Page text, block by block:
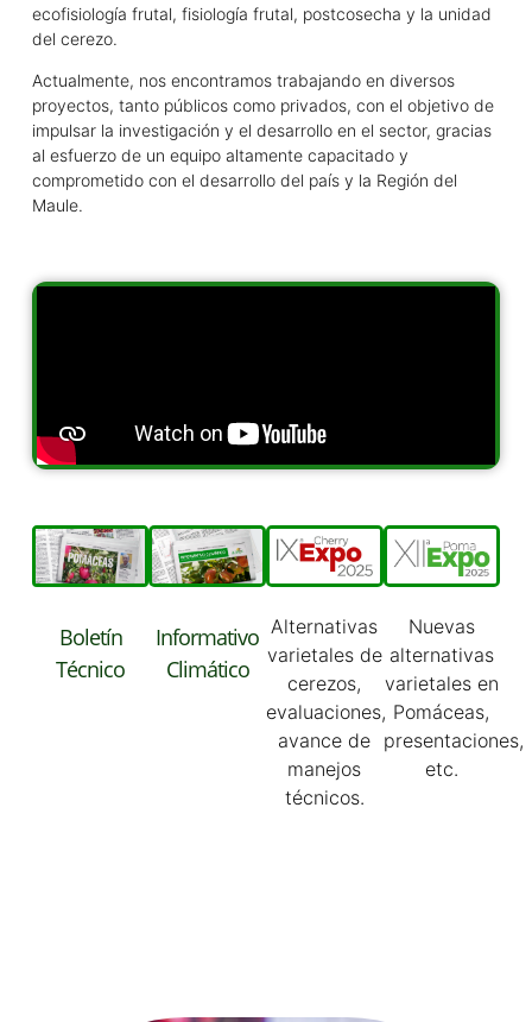
ecofisiología frutal, fisiología frutal, postcosecha y la unidad
del cerezo.
Actualmente, nos encontramos trabajando en diversos
proyectos, tanto públicos como privados, con el objetivo de
impulsar la investigación y el desarrollo en el sector, gracias
al esfuerzo de un equipo altamente capacitado y
comprometido con el desarrollo del país y la Región del
Maule.
Boletín
Técnico
Informativo
Climático
Alternativas
varietales de
cerezos,
evaluaciones,
avance de
manejos
técnicos.
Nuevas
alternativas
varietales en
Pomáceas,
presentaciones,
etc.